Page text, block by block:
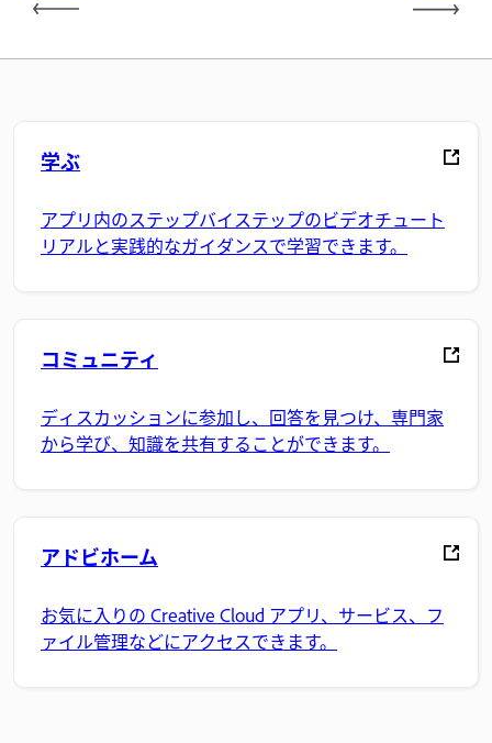
学ぶ
アプリ内のステップバイステップのビデオチュート
リアルと実践的なガイダンスで学習できます。
コミュニティ
ディスカッションに参加し、回答を見つけ、専門家
から学び、知識を共有することができます。
アドビホーム
お気に入りの Creative Cloud アプリ、サービス、フ
ァイル管理などにアクセスできます。